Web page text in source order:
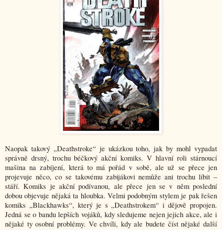
Naopak takový „Deathstroke“ je ukázkou toho, jak by mohl vypadat
správně drsný, trochu béčkový akční komiks. V hlavní roli stárnoucí
mašina na zabíjení, která to má pořád v sobě, ale už se přece jen
projevuje něco, co se takovému zabijákovi nemůže ani trochu líbit –
stáří. Komiks je akční podívanou, ale přece jen se v něm poslední
dobou objevuje nějaká ta hloubka. Velmi podobným stylem je pak řešen
komiks „Blackhawks“, který je s „Deathstrokem“ i dějově propojen.
Jedná se o bandu lepších vojáků, kdy sledujeme nejen jejich akce, ale i
nějaké ty osobní problémy. Ve chvíli, kdy ale budete číst nějaké další